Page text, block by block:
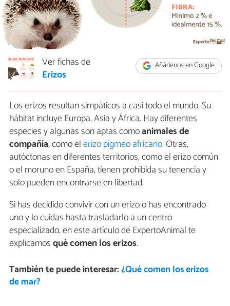
Añádenos en Google
Ver fichas de
Erizos
Los erizos resultan simpáticos a casi todo el mundo. Su
hábitat incluye Europa, Asia y África. Hay diferentes
especies y algunas son aptas comoanimales de
compañía, como elerizo pigmeo africano. Otras,
autóctonas en diferentes territorios, como el erizo común
o el moruno en España, tienen prohibida su tenencia y
solo pueden encontrarse en libertad.
Si has decidido convivir con un erizo o has encontrado
uno y lo cuidas hasta trasladarlo a un centro
especializado, en este artículo de ExpertoAnimal te
explicamosqué comen los erizos.
También te puede interesar:¿Qué comen los erizos
de mar?